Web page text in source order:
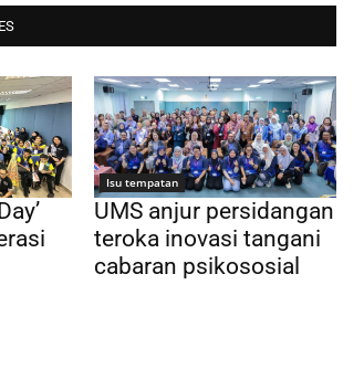
Isu tempatan
UMS anjur persidangan
teroka inovasi tangani
cabaran psikososial